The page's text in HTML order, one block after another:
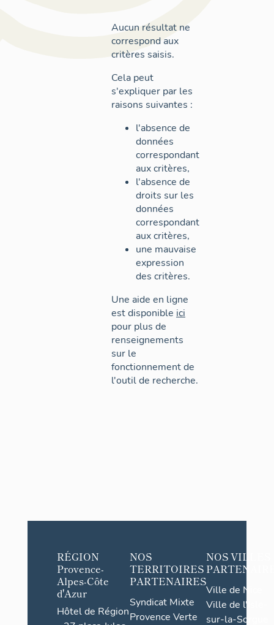
Aucun résultat ne
correspond aux
critères saisis.
Cela peut
s'expliquer par les
raisons suivantes :
l'absence de
données
correspondant
aux critères,
l'absence de
droits sur les
données
correspondant
aux critères,
une mauvaise
expression
des critères.
Une aide en ligne
est disponible ici
pour plus de
renseignements
sur le
fonctionnement de
l'outil de recherche.
RÉGION
Provence-
Alpes-Côte
d'Azur
Hôtel de Région
NOS
TERRITOIRES
PARTENAIRES
Syndicat Mixte
Provence Verte
NOS VILLES
Ville de Nice
Ville de l'Isle-
sur-la-Sorgue